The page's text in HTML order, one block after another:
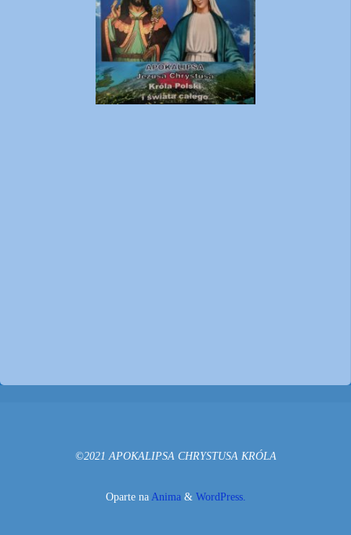
©2021 APOKALIPSA CHRYSTUSA KRÓLA
Oparte naAnima & WordPress.